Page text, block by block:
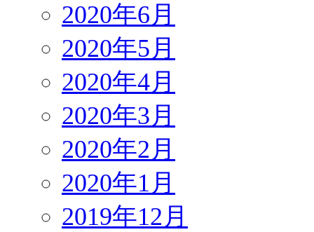
2020年6月
2020年5月
2020年4月
2020年3月
2020年2月
2020年1月
2019年12月